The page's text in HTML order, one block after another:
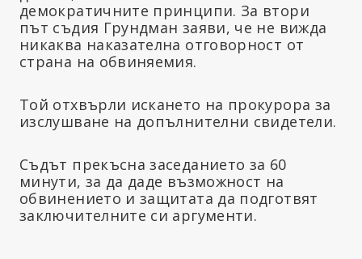
демократичните принципи. За втори
път съдия Грундман заяви, че не вижда
никаква наказателна отговорност от
страна на обвиняемия.
Той отхвърли искането на прокурора за
изслушване на допълнителни свидетели.
Съдът прекъсна заседанието за 60
минути, за да даде възможност на
обвинението и защитата да подготвят
заключителните си аргументи.